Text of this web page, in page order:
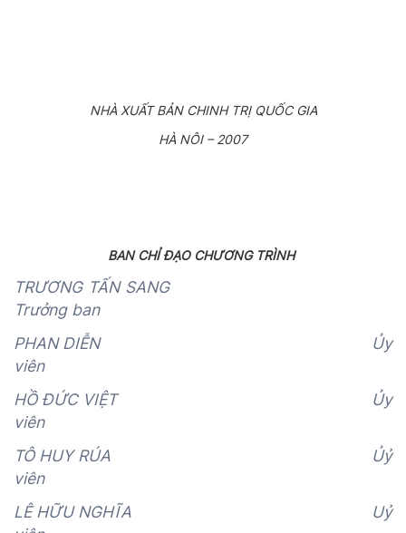
NHÀ XUẤT BẢN CHINH TRỊ QUỐC GIA
HÀ NÔI – 2007
BAN CHỈ ĐẠO CHƯƠNG TRÌNH
TRƯƠNG TẤN SANG
Trưởng ban
PHAN DIỄN Ủy
viên
HỒ ĐỨC VIỆT Ủy
viên
TÔ HUY RÚA Ủỷ
viên
LÊ HỮU NGHĨA Uỷ